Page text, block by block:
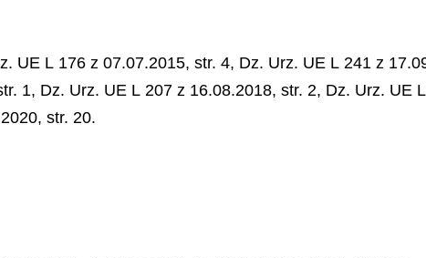
UE L 176 z 07.07.2015, str. 4, Dz. Urz. UE L 241 z
1, Dz. Urz. UE L 207 z 16.08.2018, str. 2, Dz. Urz. UE
str. 20.